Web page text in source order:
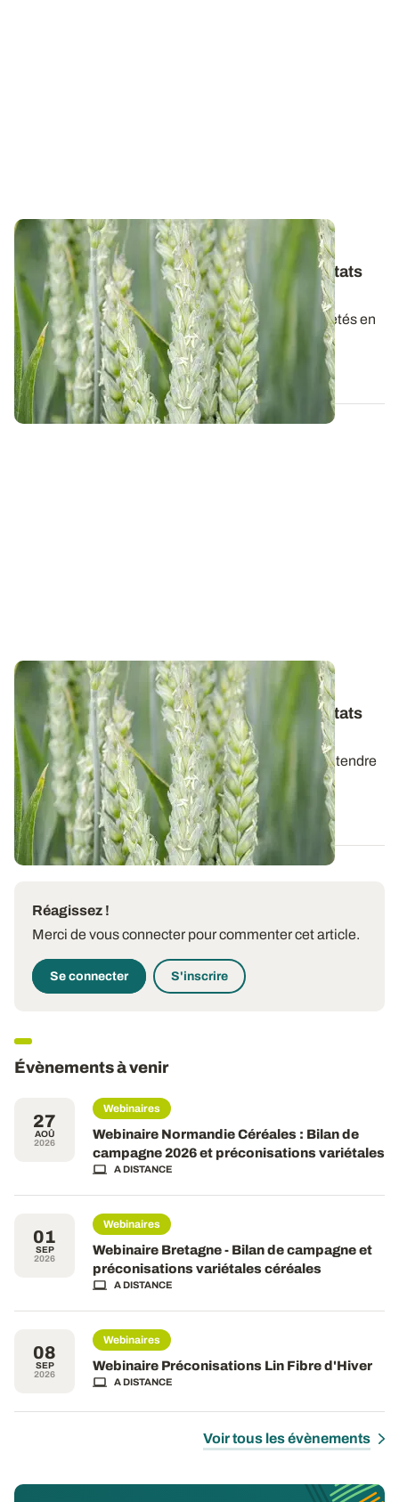
BRETAGNE
Variétés de blé tendre : les premiers résultats
2026
Retrouvez la synthèse provisoire des résultats variétés en
blé tendre pour la récolte 2026...
07 AOÛT 2026
ALSACE
Variétés de blé tendre : les premiers résultats
2026
Retrouvez la synthèse des résultats variétés en blé tendre
d’hiver pour la récolte 2026.
07 AOÛT 2026
Réagissez !
Merci de vous connecter pour commenter cet article.
Se connecter S'inscrire
Évènements à venir
27
AOÛ
2026
Webinaires
Webinaire Normandie Céréales : Bilan de
campagne 2026 et préconisations variétales
A DISTANCE
01
SEP
2026
Webinaires
Webinaire Bretagne - Bilan de campagne et
préconisations variétales céréales
A DISTANCE
08
SEP
2026
Webinaires
Webinaire Préconisations Lin Fibre d'Hiver
A DISTANCE
Voir tous les évènements